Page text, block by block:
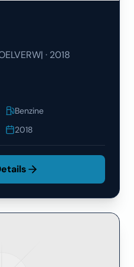
· 2018
Benzine
2018